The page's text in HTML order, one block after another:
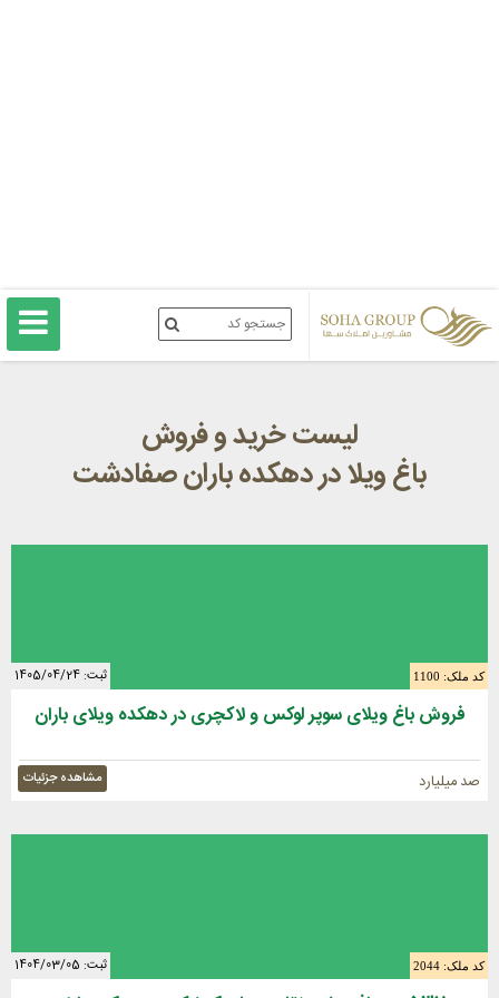
لیست خرید و فروش
باغ ویلا در دهکده باران صفادشت
کد ملک: 1100 ثبت: 1405/04/24
فروش باغ ویلای سوپر لوکس و لاکچری در دهکده ویلای باران
صد میلیارد مشاهده جزئیات
کد ملک: 2044 ثبت: 1404/03/05